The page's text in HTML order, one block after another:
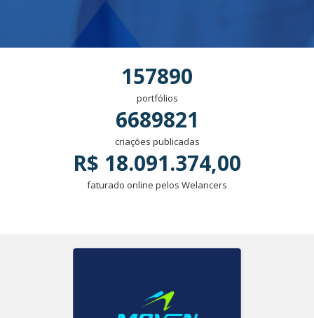
157890
portfólios
6689821
criações publicadas
R$ 18.091.374,00
faturado online pelos Welancers